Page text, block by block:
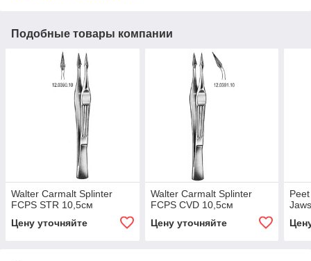
Подобные товары компании
Walter Carmalt Splinter
FCPS STR 10,5см
Цену уточняйте
Walter Carmalt Splinter
FCPS CVD 10,5см
Цену уточняйте